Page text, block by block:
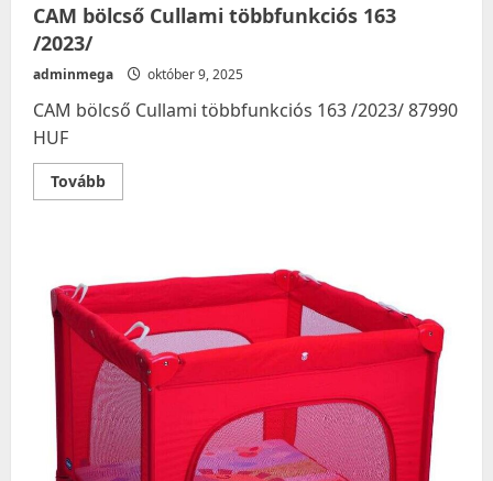
CAM bölcső Cullami többfunkciós 163
/2023/
adminmega október 9, 2025
CAM bölcső Cullami többfunkciós 163 /2023/ 87990
HUF
TovábbRead
more
többfunkciós
163
/2023/